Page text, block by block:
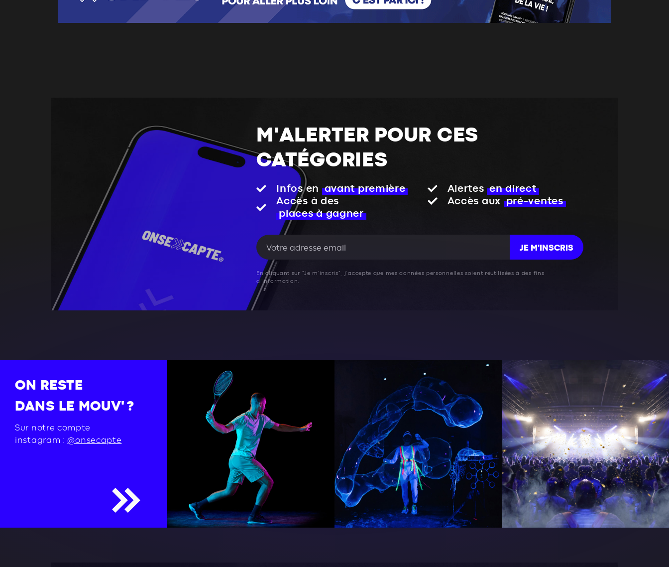
M'ALERTER POUR CES
CATÉGORIES
Infos en avant première Alertes en direct
Accès à des
places à gagner
Accès aux pré-ventes
JE M'INSCRIS
En cliquant sur "Je m'inscris", j’accepte que mes données personnelles soient réutilisées à des fins
d’information.
ON RESTE
DANS LE MOUV' ?
Sur notre compte
instagram :@onsecapte